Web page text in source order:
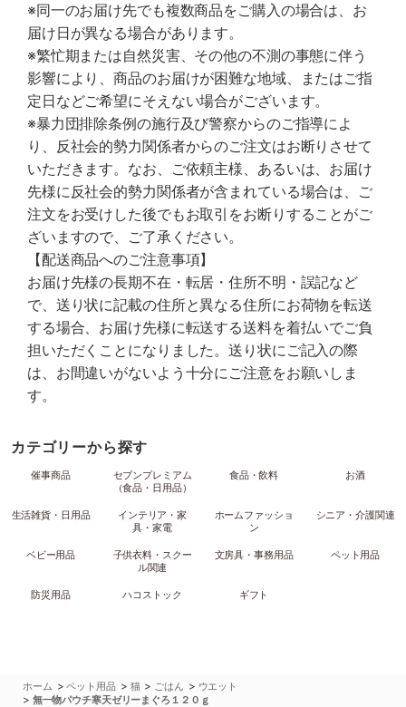
※同一のお届け先でも複数商品をご購入の場合は、お
届け日が異なる場合があります。
※繁忙期または自然災害、その他の不測の事態に伴う
影響により、商品のお届けが困難な地域、またはご指
定日などご希望にそえない場合がございます。
※暴力団排除条例の施行及び警察からのご指導によ
り、反社会的勢力関係者からのご注文はお断りさせて
いただきます。なお、ご依頼主様、あるいは、お届け
先様に反社会的勢力関係者が含まれている場合は、ご
注文をお受けした後でもお取引をお断りすることがご
ざいますので、ご了承ください。
【配送商品へのご注意事項】
お届け先様の長期不在・転居・住所不明・誤記など
で、送り状に記載の住所と異なる住所にお荷物を転送
する場合、お届け先様に転送する送料を着払いでご負
担いただくことになりました。送り状にご記入の際
は、お間違いがないよう十分にご注意をお願いしま
す。
カテゴリーから探す
催事商品
セブンプレミアム
（食品・日用品）
食品・飲料 お酒
生活雑貨・日用品
インテリア・家
具・家電
ホームファッショ
ン
シニア・介護関連
ベビー用品
子供衣料・スクー
ル関連
文房具・事務用品 ペット用品
防災用品 ハコストック ギフト
ホーム >ペット用品 > 猫 > ごはん > ウエット
> 無一物パウチ寒天ゼリーまぐろ１２０ｇ